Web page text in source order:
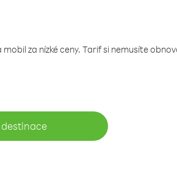
za nízké ceny. Tarif si nemusíte